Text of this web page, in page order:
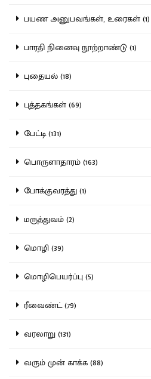
பயண அனுபவங்கள், உரைகள் (1)
பாரதி நினைவு நூற்றாண்டு (1)
புதையல் (18)
புத்தகங்கள் (69)
பேட்டி (131)
பொருளாதாரம் (163)
போக்குவரத்து (1)
மருத்துவம் (2)
மொழி (39)
மொழிபெயர்ப்பு (5)
ரீவைண்ட் (79)
வரலாறு (131)
வரும் முன் காக்க (88)